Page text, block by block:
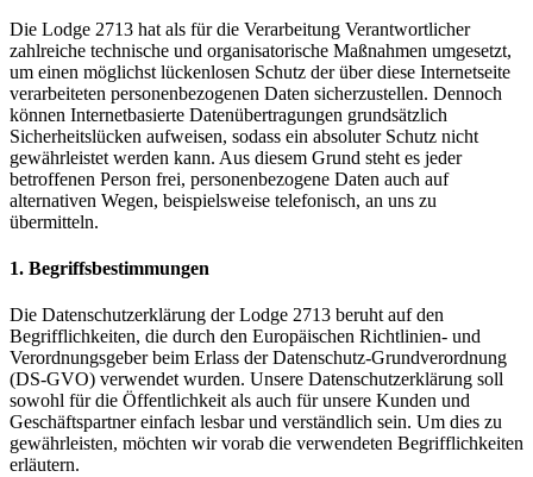
Die Lodge 2713 hat als für die Verarbeitung Verantwortlicher
zahlreiche technische und organisatorische Maßnahmen umgesetzt,
um einen möglichst lückenlosen Schutz der über diese Internetseite
verarbeiteten personenbezogenen Daten sicherzustellen. Dennoch
können Internetbasierte Datenübertragungen grundsätzlich
Sicherheitslücken aufweisen, sodass ein absoluter Schutz nicht
gewährleistet werden kann. Aus diesem Grund steht es jeder
betroffenen Person frei, personenbezogene Daten auch auf
alternativen Wegen, beispielsweise telefonisch, an uns zu
übermitteln.
1. Begriffsbestimmungen
Die Datenschutzerklärung der Lodge 2713 beruht auf den
Begrifflichkeiten, die durch den Europäischen Richtlinien- und
Verordnungsgeber beim Erlass der Datenschutz-Grundverordnung
(DS-GVO) verwendet wurden. Unsere Datenschutzerklärung soll
sowohl für die Öffentlichkeit als auch für unsere Kunden und
Geschäftspartner einfach lesbar und verständlich sein. Um dies zu
gewährleisten, möchten wir vorab die verwendeten Begrifflichkeiten
erläutern.